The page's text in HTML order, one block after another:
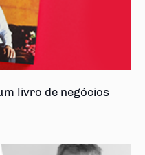
livro de negócios